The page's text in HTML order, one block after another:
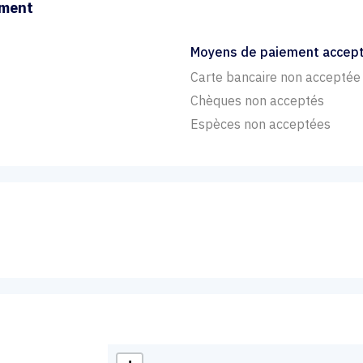
Moyens de paiement
Carte bancaire non acceptée
Chèques non acceptés
Espèces non acceptées